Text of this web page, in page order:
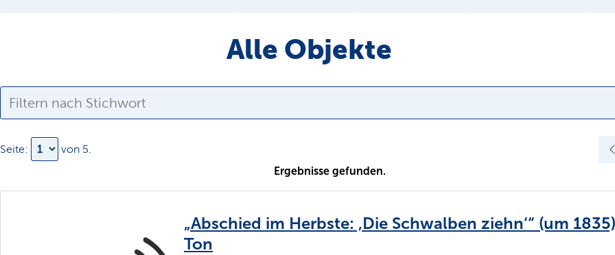
Alle Objekte
Seite: von 5.
Ergebnisse gefunden.
„Abschied im Herbste: ‚Die Schwalben ziehn‘“ (um
Ton